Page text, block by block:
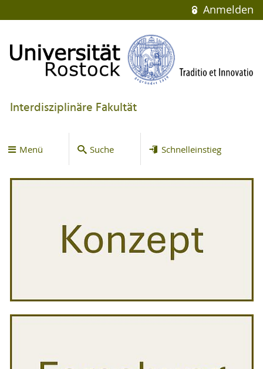
Anmelden
Interdisziplinäre Fakultät
Menü Suche Schnelleinstieg